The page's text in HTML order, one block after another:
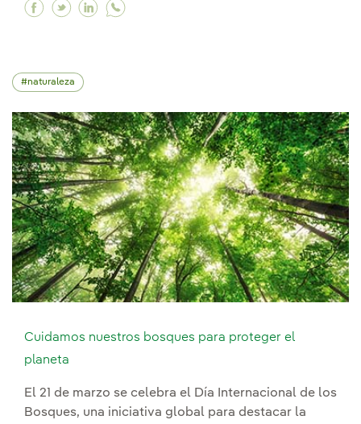
Facebook ¿Por qué debería comprar un coche
Twitter ¿Por qué debería comprar un
Linkedin ¿Por qué debería comprar
naturaleza
Cuidamos nuestros bosques para proteger el
planeta
El 21 de marzo se celebra el Día Internacional de los
Bosques, una iniciativa global para destacar la